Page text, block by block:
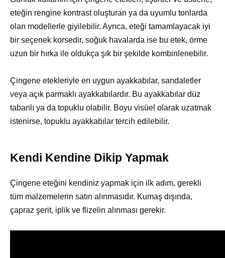
eteğin rengine kontrast oluşturan ya da uyumlu tonlarda
olan modellerle giyilebilir. Ayrıca, eteği tamamlayacak iyi
bir seçenek korsedir, soğuk havalarda ise bu etek, örme
uzun bir hırka ile oldukça şık bir şekilde kombinlenebilir.
Çingene etekleriyle en uygun ayakkabılar, sandaletler
veya açık parmaklı ayakkabılardır. Bu ayakkabılar düz
tabanlı ya da topuklu olabilir. Boyu visüel olarak uzatmak
istenirse, topuklu ayakkabılar tercih edilebilir.
Kendi Kendine Dikip Yapmak
Çingene eteğini kendiniz yapmak için ilk adım, gerekli
tüm malzemelerin satın alınmasıdır. Kumaş dışında,
çapraz şerit, iplik ve flizelin alınması gerekir.